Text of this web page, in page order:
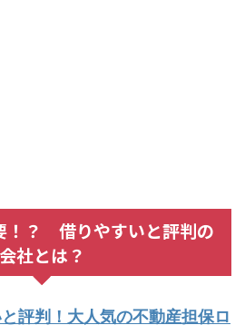
！？ 借りやすいと評判の
会社とは？
評判！大人気の不動産担保ロ